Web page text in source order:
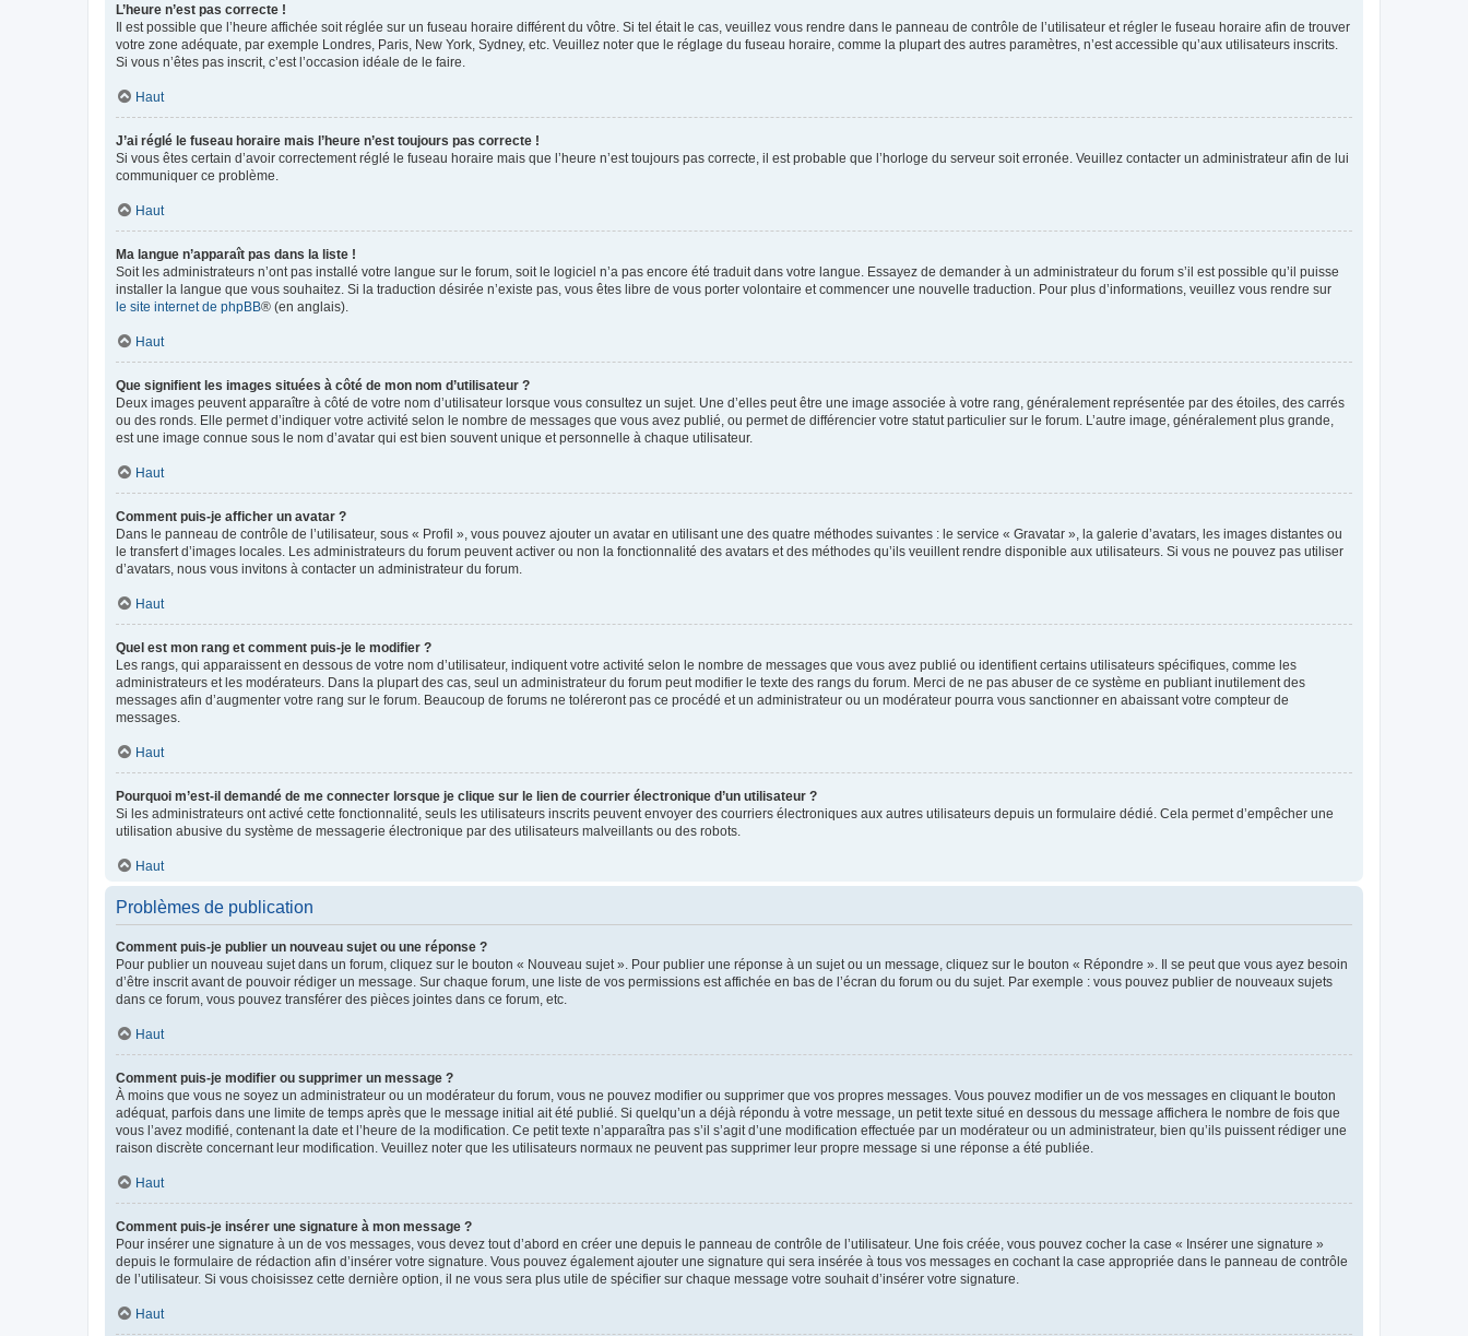
L’heure n’est pas correcte !
Il est possible que l’heure affichée soit réglée sur un fuseau horaire différent du vôtre. Si tel était le cas, veuillez vous rendre dans le panneau de contrôle de l’utilisateur et régler le fuseau horaire afin de trouver
votre zone adéquate, par exemple Londres, Paris, New York, Sydney, etc. Veuillez noter que le réglage du fuseau horaire, comme la plupart des autres paramètres, n’est accessible qu’aux utilisateurs inscrits.
Si vous n’êtes pas inscrit, c’est l’occasion idéale de le faire.
Haut
J’ai réglé le fuseau horaire mais l’heure n’est toujours pas correcte !
Si vous êtes certain d’avoir correctement réglé le fuseau horaire mais que l’heure n’est toujours pas correcte, il est probable que l’horloge du serveur soit erronée. Veuillez contacter un administrateur afin de lui
communiquer ce problème.
Haut
Ma langue n’apparaît pas dans la liste !
Soit les administrateurs n’ont pas installé votre langue sur le forum, soit le logiciel n’a pas encore été traduit dans votre langue. Essayez de demander à un administrateur du forum s’il est possible qu’il puisse
installer la langue que vous souhaitez. Si la traduction désirée n’existe pas, vous êtes libre de vous porter volontaire et commencer une nouvelle traduction. Pour plus d’informations, veuillez vous rendre sur
le site internet de phpBB® (en anglais).
Haut
Que signifient les images situées à côté de mon nom d’utilisateur ?
Deux images peuvent apparaître à côté de votre nom d’utilisateur lorsque vous consultez un sujet. Une d’elles peut être une image associée à votre rang, généralement représentée par des étoiles, des carrés
ou des ronds. Elle permet d’indiquer votre activité selon le nombre de messages que vous avez publié, ou permet de différencier votre statut particulier sur le forum. L’autre image, généralement plus grande,
est une image connue sous le nom d’avatar qui est bien souvent unique et personnelle à chaque utilisateur.
Haut
Comment puis-je afficher un avatar ?
Dans le panneau de contrôle de l’utilisateur, sous « Profil », vous pouvez ajouter un avatar en utilisant une des quatre méthodes suivantes : le service « Gravatar », la galerie d’avatars, les images distantes ou
le transfert d’images locales. Les administrateurs du forum peuvent activer ou non la fonctionnalité des avatars et des méthodes qu’ils veuillent rendre disponible aux utilisateurs. Si vous ne pouvez pas utiliser
d’avatars, nous vous invitons à contacter un administrateur du forum.
Haut
Quel est mon rang et comment puis-je le modifier ?
Les rangs, qui apparaissent en dessous de votre nom d’utilisateur, indiquent votre activité selon le nombre de messages que vous avez publié ou identifient certains utilisateurs spécifiques, comme les
administrateurs et les modérateurs. Dans la plupart des cas, seul un administrateur du forum peut modifier le texte des rangs du forum. Merci de ne pas abuser de ce système en publiant inutilement des
messages afin d’augmenter votre rang sur le forum. Beaucoup de forums ne toléreront pas ce procédé et un administrateur ou un modérateur pourra vous sanctionner en abaissant votre compteur de
messages.
Haut
Pourquoi m’est-il demandé de me connecter lorsque je clique sur le lien de courrier électronique d’un utilisateur ?
Si les administrateurs ont activé cette fonctionnalité, seuls les utilisateurs inscrits peuvent envoyer des courriers électroniques aux autres utilisateurs depuis un formulaire dédié. Cela permet d’empêcher une
utilisation abusive du système de messagerie électronique par des utilisateurs malveillants ou des robots.
Haut
Problèmes de publication
Comment puis-je publier un nouveau sujet ou une réponse ?
Pour publier un nouveau sujet dans un forum, cliquez sur le bouton « Nouveau sujet ». Pour publier une réponse à un sujet ou un message, cliquez sur le bouton « Répondre ». Il se peut que vous ayez besoin
d’être inscrit avant de pouvoir rédiger un message. Sur chaque forum, une liste de vos permissions est affichée en bas de l’écran du forum ou du sujet. Par exemple : vous pouvez publier de nouveaux sujets
dans ce forum, vous pouvez transférer des pièces jointes dans ce forum, etc.
Haut
Comment puis-je modifier ou supprimer un message ?
À moins que vous ne soyez un administrateur ou un modérateur du forum, vous ne pouvez modifier ou supprimer que vos propres messages. Vous pouvez modifier un de vos messages en cliquant le bouton
adéquat, parfois dans une limite de temps après que le message initial ait été publié. Si quelqu’un a déjà répondu à votre message, un petit texte situé en dessous du message affichera le nombre de fois que
vous l’avez modifié, contenant la date et l’heure de la modification. Ce petit texte n’apparaîtra pas s’il s’agit d’une modification effectuée par un modérateur ou un administrateur, bien qu’ils puissent rédiger une
raison discrète concernant leur modification. Veuillez noter que les utilisateurs normaux ne peuvent pas supprimer leur propre message si une réponse a été publiée.
Haut
Comment puis-je insérer une signature à mon message ?
Pour insérer une signature à un de vos messages, vous devez tout d’abord en créer une depuis le panneau de contrôle de l’utilisateur. Une fois créée, vous pouvez cocher la case « Insérer une signature »
depuis le formulaire de rédaction afin d’insérer votre signature. Vous pouvez également ajouter une signature qui sera insérée à tous vos messages en cochant la case appropriée dans le panneau de contrôle
de l’utilisateur. Si vous choisissez cette dernière option, il ne vous sera plus utile de spécifier sur chaque message votre souhait d’insérer votre signature.
Haut